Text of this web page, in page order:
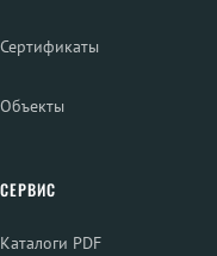
Сертификаты
Объекты
СЕРВИС
Каталоги PDF